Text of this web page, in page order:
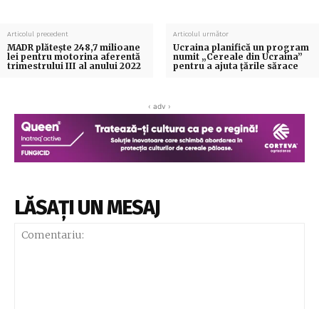
Articolul precedent
MADR plătește 248,7 milioane
lei pentru motorina aferentă
trimestrului III al anului 2022
Articolul următor
Ucraina planifică un program
numit „Cereale din Ucraina”
pentru a ajuta țările sărace
‹ adv ›
LĂSAȚI UN MESAJ